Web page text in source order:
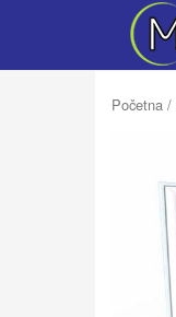
Početna /